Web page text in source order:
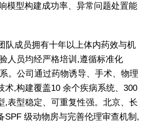
模型构建成功率、异常问题处置能
队成员拥有十年以上体内药效与机
人员均经严格培训,遵循标准化
。公司通过药物诱导、手术、物理
术,构建覆盖10 余个疾病系统、300
,表型稳定、可重复性强。北京、长
SPF 级动物房与完善伦理审查机制,